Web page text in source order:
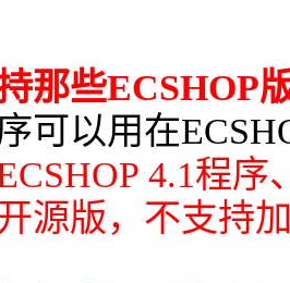
那些ECSHOP
可以用在
4.1程
源版，不支持